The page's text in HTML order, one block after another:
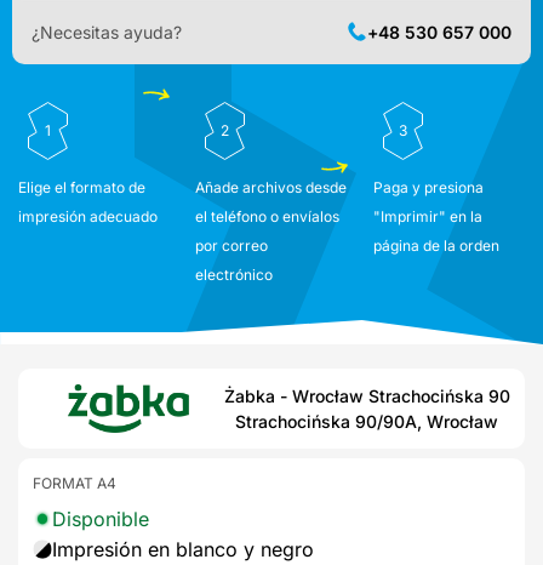
¿Necesitas ayuda? +48 530 657 000
1
Elige el formato de
impresión adecuado
2
Añade archivos desde
el teléfono o envíalos
por correo
electrónico
3
Paga y presiona
"Imprimir" en la
página de la orden
Żabka - Wrocław Strachocińska 90
Strachocińska 90/90A, Wrocław
FORMAT A4
Disponible
Impresión en blanco y negro